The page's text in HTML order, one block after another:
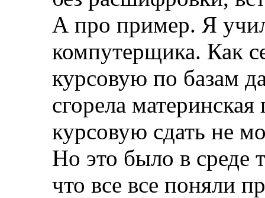
А про пример. Я
компутерщика. Как
курсовую по базам
сгорела
курсовую сдать не
Но это было в среде
что все все поняли